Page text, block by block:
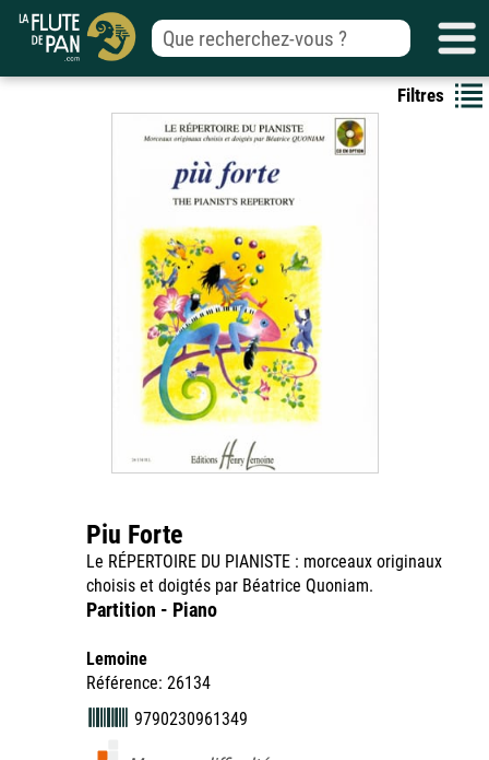
Filtres
Piu Forte
Le RÉPERTOIRE DU PIANISTE : morceaux originaux
choisis et doigtés par Béatrice Quoniam.
Partition - Piano
Lemoine
Référence: 26134
9790230961349